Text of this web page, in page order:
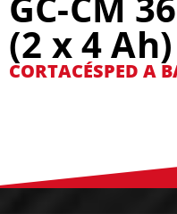
(2 x 4 Ah)
CORTACÉSPED A